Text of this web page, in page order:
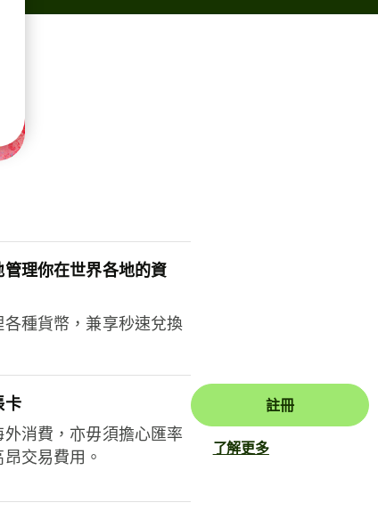
管理你在世界各地的資
各種貨幣，兼享秒速兌換
卡
外消費，亦毋須擔心匯率
交易費用。
註冊
了解更多